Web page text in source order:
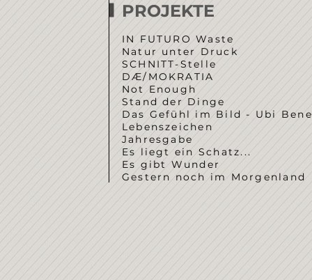
PROJEKTE
IN FUTURO Waste
Natur unter Druck
SCHNITT-Stelle
DÆ/MOKRATIA
Not Enough
Stand der Dinge
Das Gefühl im Bild - Ubi Bene
Lebenszeichen
Jahresgabe
Es liegt ein Schatz...
Es gibt Wunder
Gestern noch im Morgenland